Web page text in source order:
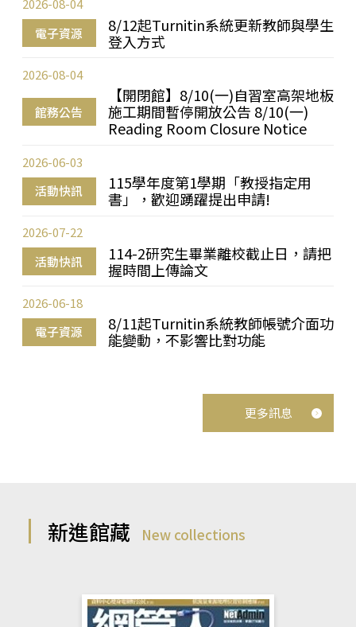
電子資源
8/12起Turnitin系統更新教師與學生
登入方式
2026-08-04
館務公告
【開閉館】8/10(一)自習室高架地板
施工期間暫停開放公告 8/10(一)
Reading Room Closure Notice
2026-08-04
活動快訊
115學年度第1學期「教授指定用
書」，歡迎踴躍提出申請!
2026-06-03
活動快訊
114-2研究生畢業離校截止日，請把
握時間上傳論文
2026-07-22
電子資源
8/11起Turnitin系統教師帳號介面功
能變動，不影響比對功能
2026-06-18
更多訊息
新進館藏 New collections